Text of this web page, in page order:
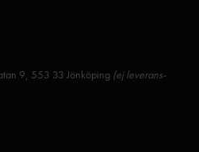
9, 553 33 Jönköping (ej leverans-